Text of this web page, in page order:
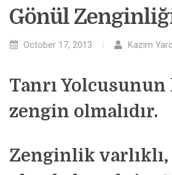
Gönül
October 17, 2013 Kazım
Tanrı Yolcusunun
zengin olmalıdır.
Zenginlik